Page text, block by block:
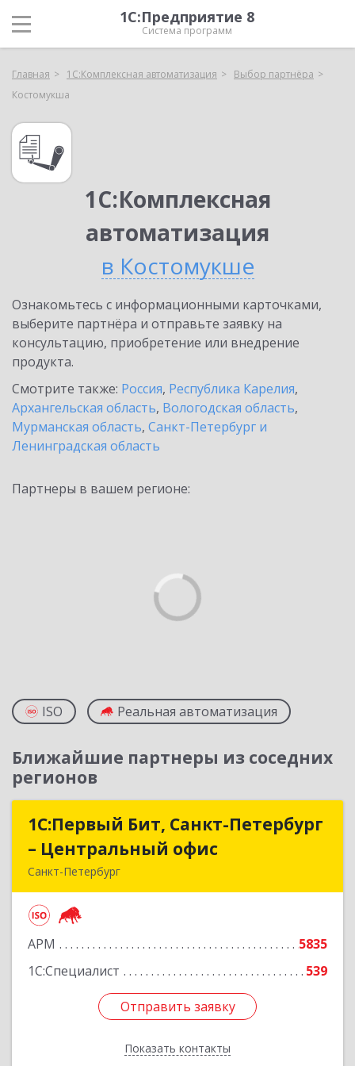
1С:Предприятие 8
Система программ
Главная 1С:Комплексная автоматизация
Выбор партнёра
Костомукша
1С:Комплексная
автоматизация
в Костомукше
Ознакомьтесь с информационными карточками,
выберите партнёра и отправьте заявку на
консультацию, приобретение или внедрение
продукта.
Смотрите также: Россия, Республика Карелия,
Архангельская область, Вологодская область,
Мурманская область, Санкт-Петербург и
Ленинградская область
Партнеры в вашем регионе:
ISO Реальная автоматизация
Ближайшие партнеры из соседних
регионов
1С:Первый Бит, Санкт-Петербург
– Центральный офис
Санкт-Петербург
АРМ
5835
1С:Специалист
539
Отправить заявку
Показать контакты
1С:Первый Бит, Санкт-Петербург
– Центральный офис
Отправить заявку
Назад